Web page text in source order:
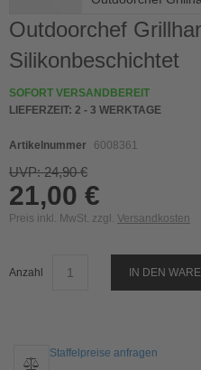
Outdoorchef
Silikonbeschichtet
SOFORT VERSANDBEREIT
LIEFERZEIT: 2 - 3 WERKTAGE
Artikelnummer 6008361
UVP: 24,90 €
21,00 €
Preis inkl. MwSt. zzgl. Versandkosten
Anzahl IN DEN
Staffelpreise anfragen
Skip
to
the
of
the
gallery